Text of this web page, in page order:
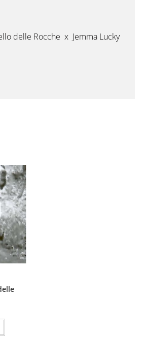
delle Rocche x Jemma Lucky